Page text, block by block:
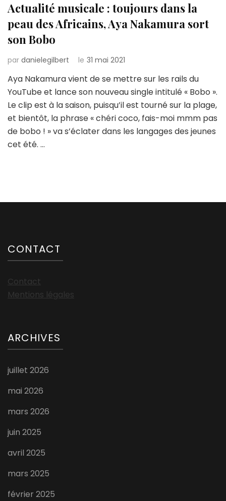
Actualité musicale : toujours dans la
peau des Africains, Aya Nakamura sort
son Bobo
par danielegilbert le 31 mai 2021
Aya Nakamura vient de se mettre sur les rails du
YouTube et lance son nouveau single intitulé « Bobo ».
Le clip est à la saison, puisqu’il est tourné sur la plage,
et bientôt, la phrase « chéri coco, fais-moi mmm pas
de bobo ! » va s’éclater dans les langages des jeunes
cet été. …
CONTACT
Contact
Mentions légales
ARCHIVES
juillet 2026
mai 2026
mars 2026
juin 2025
avril 2025
mars 2025
février 2025